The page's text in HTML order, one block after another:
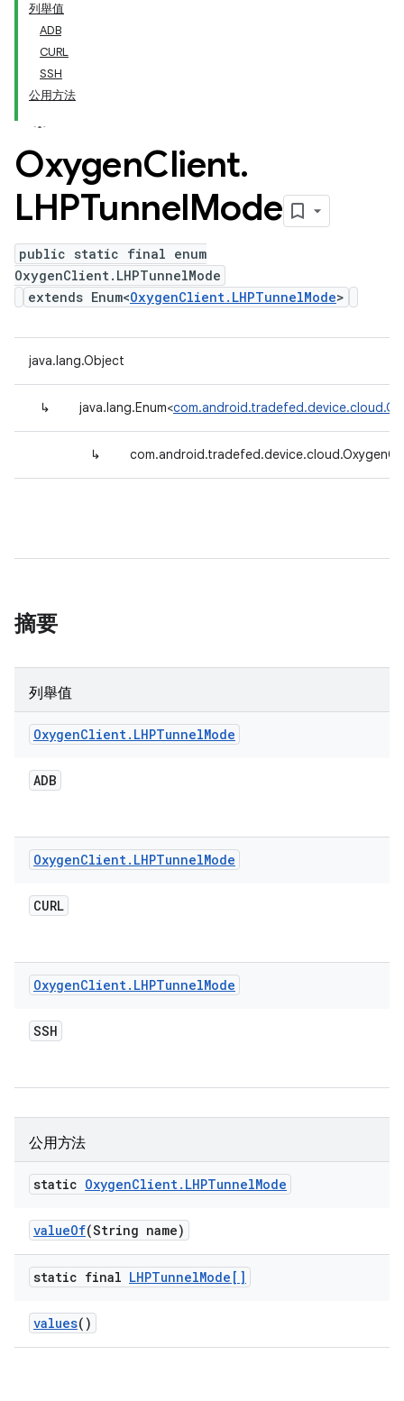
列舉值
ADB
CURL
SSH
公用方法
OxygenClient.
LHPTunnelMode
public static final enum
OxygenClient.LHPTunnelMode
extends Enum<OxygenClient.LHPTunnelMode>
java.lang.Object
↳ java.lang.Enum<
↳
摘要
列舉值
OxygenClient. LHPTunnelMode
ADB
OxygenClient. LHPTunnelMode
CURL
OxygenClient. LHPTunnelMode
SSH
公用方法
static OxygenClient. LHPTunnelMode
valueOf(String name)
static final LHPTunnelMode[]
values()